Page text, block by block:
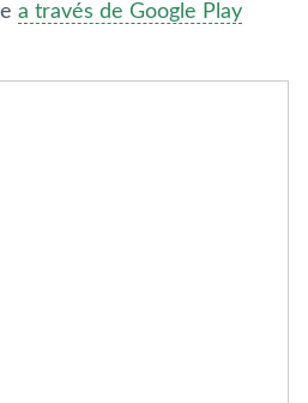
a través de Google Play